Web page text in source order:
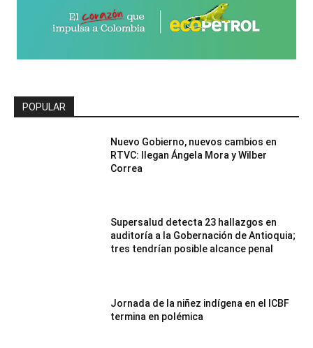
POPULAR
Nuevo Gobierno, nuevos cambios en
RTVC: llegan Ángela Mora y Wilber
Correa
Supersalud detecta 23 hallazgos en
auditoría a la Gobernación de Antioquia;
tres tendrían posible alcance penal
Jornada de la niñez indígena en el ICBF
termina en polémica